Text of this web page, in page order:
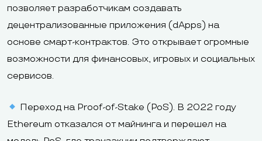
позволяет разработчикам создавать
децентрализованные приложения (dApps) на
основе смарт-контрактов. Это открывает огромные
возможности для финансовых, игровых и социальных
сервисов.
Переход на Proof-of-Stake (PoS). В 2022 году
Ethereum отказался от майнинга и перешел на